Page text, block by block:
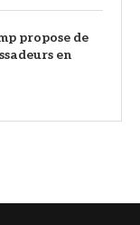
propose de
en